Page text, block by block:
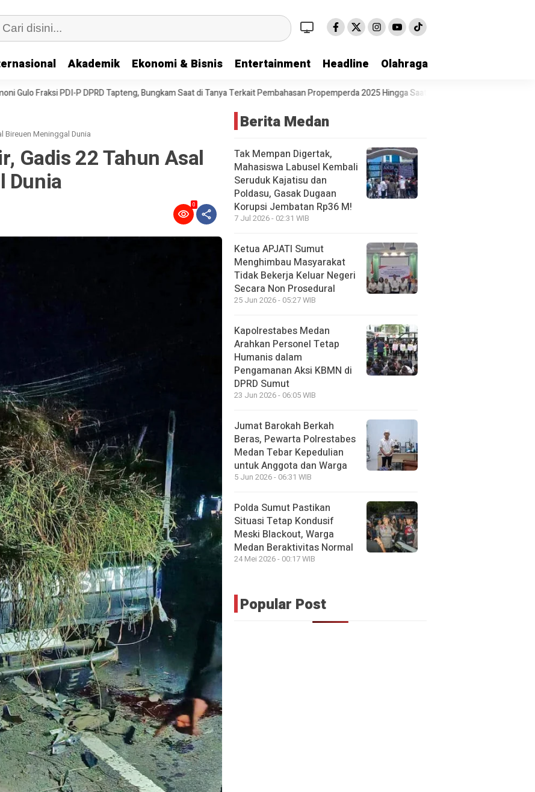
Akademik Ekonomi & Bisnis Entertainment Headline Olahraga
Bungkam Saat di Tanya Terkait Pembahasan Propemperda 2025 Hingga Saat Ini Belum Terlaksana. Pewarta Polrestabes Medan Gelar
Bireuen Meninggal Dunia
Gadis 22 Tahun Asal
Dunia
0
Berita Medan
Tak Mempan Digertak,
Mahasiswa Labusel Kembali
Seruduk Kajatisu dan
Poldasu, Gasak Dugaan
Korupsi Jembatan Rp36 M!
7 Jul 2026 - 02:31 WIB
Ketua APJATI Sumut
Menghimbau Masyarakat
Tidak Bekerja Keluar Negeri
Secara Non Prosedural
25 Jun 2026 - 05:27 WIB
Kapolrestabes Medan
Arahkan Personel Tetap
Humanis dalam
Pengamanan Aksi KBMN di
DPRD Sumut
23 Jun 2026 - 06:05 WIB
Jumat Barokah Berkah
Beras, Pewarta Polrestabes
Medan Tebar Kepedulian
untuk Anggota dan Warga
5 Jun 2026 - 06:31 WIB
Polda Sumut Pastikan
Situasi Tetap Kondusif
Meski Blackout, Warga
Medan Beraktivitas Normal
24 Mei 2026 - 00:17 WIB
Popular Post